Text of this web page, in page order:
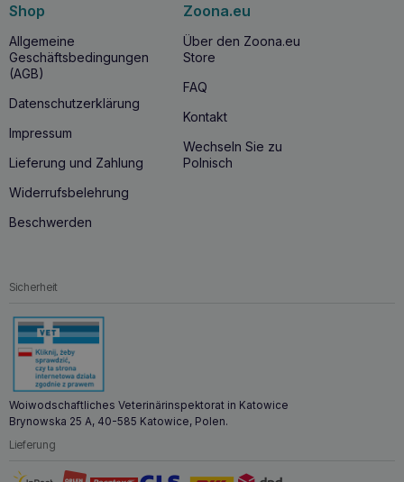
Shop
Allgemeine
Geschäftsbedingungen
(AGB)
Datenschutzerklärung
Impressum
Lieferung und Zahlung
Widerrufsbelehrung
Beschwerden
Zoona.eu
Über den Zoona.eu
Store
FAQ
Kontakt
Wechseln Sie zu
Polnisch
Sicherheit
Woiwodschaftliches Veterinärinspektorat in Katowice
Brynowska 25 A, 40-585 Katowice, Polen.
Lieferung